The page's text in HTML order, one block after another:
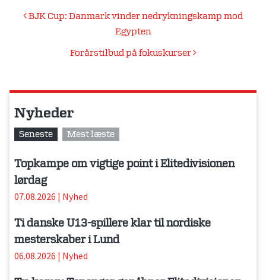
Indlægsnavigation
BJK Cup: Danmark vinder nedrykningskamp mod
Egypten
Forårstilbud på fokuskurser
Nyheder
Seneste Mest læste
Topkampe om vigtige point i Elitedivisionen
lørdag
07.08.2026 | Nyhed
Ti danske U13-spillere klar til nordiske
mesterskaber i Lund
06.08.2026 | Nyhed